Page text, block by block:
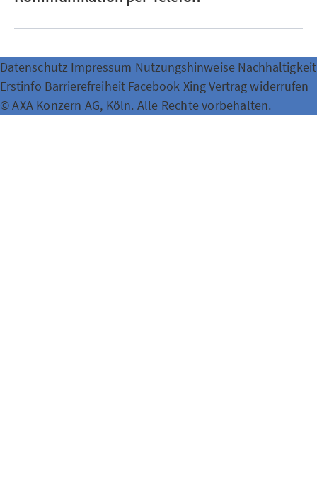
Datenschutz Impressum Nutzungshinweise Nachhaltigkeit
Erstinfo Barrierefreiheit Facebook XingVertrag widerrufen
© AXA Konzern AG, Köln. Alle Rechte vorbehalten.